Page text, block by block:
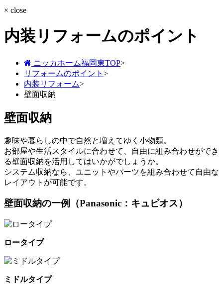
× close
内装リフォームのポイント
ニッカホーム福岡東TOP>
リフォームのポイント >
内装リフォーム>
壁面収納
壁面収納
趣味や暮らしの中で自然と増えてゆく小物類。
お部屋や生活スタイルに合わせて、自由に組み合わせができ
る壁面収納を活用してはいかがでしょうか。
システム収納なら、ユニットやパーツを組み合わせて自由な
レイアウトが可能です。
壁面収納の一例（Panasonic：キュビオス）
ロータイプ
ミドルタイプ